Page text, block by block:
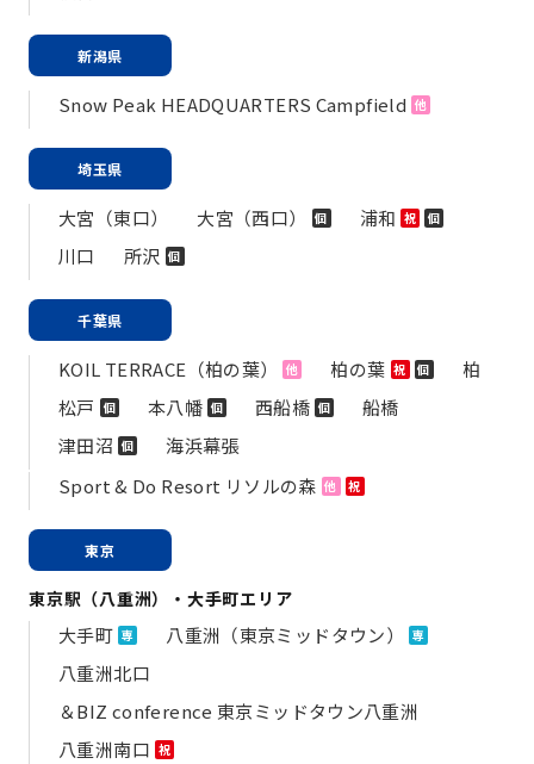
新潟県
Snow Peak HEADQUARTERS Campfield 他
埼玉県
大宮（東口） 大宮（西口） 個 浦和 祝 個
川口 所沢 個
千葉県
KOIL TERRACE（柏の葉） 他 柏の葉 祝 個
柏
松戸 個 本八幡 個 西船橋 個
船橋
津田沼 個
海浜幕張
Sport & Do Resort リソルの森 他 祝
東京
東京駅（八重洲）・大手町エリア
大手町 専 八重洲（東京ミッドタウン） 専
八重洲北口
＆BIZ conference 東京ミッドタウン八重洲
八重洲南口 祝